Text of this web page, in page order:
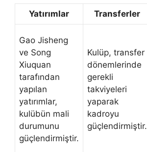
Yatırımlar Transferler
Gao Jisheng
ve Song
Xiuquan
tarafından
yapılan
yatırımlar,
kulübün mali
durumunu
güçlendirmiştir.
Kulüp, transfer
dönemlerinde
gerekli
takviyeleri
yaparak
kadroyu
güçlendirmiştir.